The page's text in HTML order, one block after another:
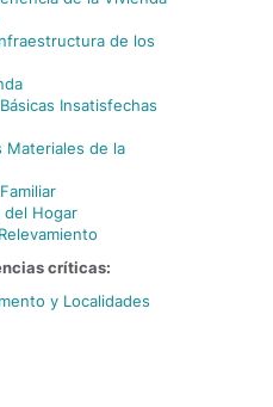
de los
Insatisfechas
Materiales de la
del Hogar
críticas:
y Localidades